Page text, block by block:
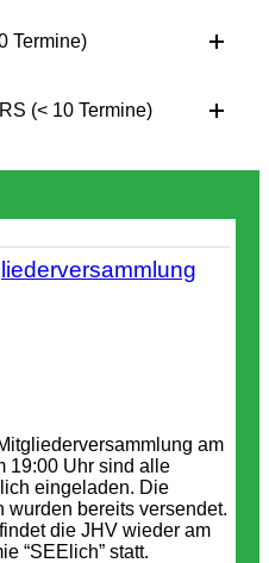
Termine)
(< 10 Termine)
am
19:00 Uhr sind alle
eingeladen. Die
bereits versendet.
die JHV wieder am
“SEElich” statt.